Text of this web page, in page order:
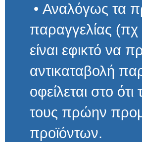
• Αναλόγως τα
παραγγελίας (πχ
είναι εφικτό να
αντικαταβολή
οφείλεται στο ότι
τους πρώην
προϊόντων.